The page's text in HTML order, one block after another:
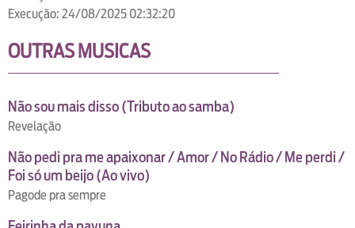
Execução: 24/08/2025 02:32:20
OUTRAS MUSICAS
Não sou mais disso (Tributo ao samba)
Revelação
Não pedi pra me apaixonar / Amor / No Rádio / Me perdi /
Foi só um beijo (Ao vivo)
Pagode pra sempre